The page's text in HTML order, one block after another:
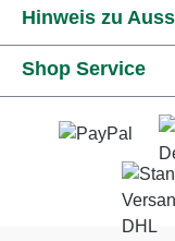
Hinweis zu
Shop Service